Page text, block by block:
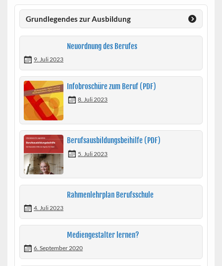
Grundlegendes zur Ausbildung
Neuordnung des Berufes
9. Juli 2023
Infobroschüre zum Beruf (PDF)
8. Juli 2023
Berufsausbildungsbeihilfe (PDF)
5. Juli 2023
Rahmenlehrplan Berufsschule
4. Juli 2023
Mediengestalter lernen?
6. September 2020